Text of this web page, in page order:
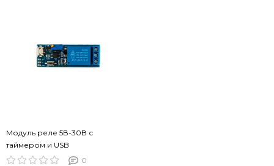
Модуль реле 5В-30В с
таймером и USB
0